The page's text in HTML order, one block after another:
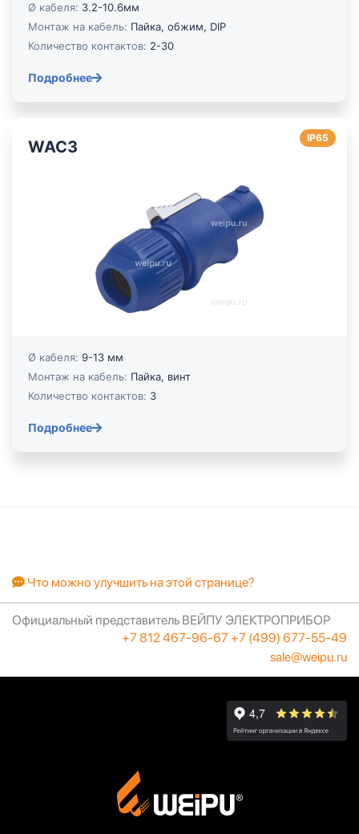
Ø кабеля: 3.2-10.6мм
Монтаж на кабель: Пайка, обжим, DIP
Количество контактов: 2-30
Подробнее
WAC3 IP65
Ø кабеля: 9-13 мм
Монтаж на кабель: Пайка, винт
Количество контактов: 3
Подробнее
Что можно улучшить на этой странице?
Официальный представитель ВЕЙПУ ЭЛЕКТРОПРИБОР
+7 812 467-96-67 +7 (499) 677-55-49
sale@weipu.ru